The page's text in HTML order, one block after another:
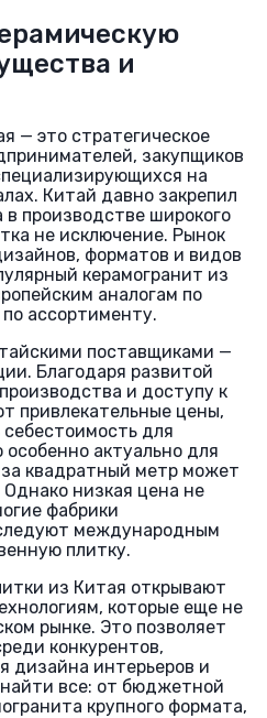
и
— это стратегическое
закупщиков
на
Китай давно закрепил
производстве широкого
не исключение. Рынок
форматов и видов
керамогранит из
аналогам по
ассортименту.
поставщиками —
Благодаря развитой
и доступу к
привлекательные цены,
для
актуально для
за квадратный метр может
низкая цена не
фабрики
международным
плитку.
из Китая открывают
которые еще не
рынке. Это позволяет
конкурентов,
дизайна интерьеров и
все: от бюджетной
крупного формата,